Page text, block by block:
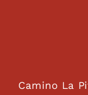
Camino La